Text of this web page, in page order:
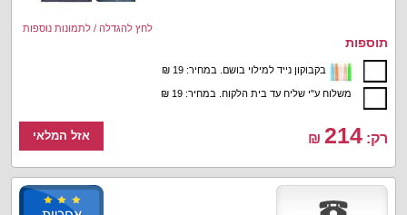
לחץ להגדלה / לתמונות נוספות
תוספות
בקבוקון נייד למילוי בושם. במחיר: 19 ₪
משלוח ע"י שליח עד בית הלקוח. במחיר: 19 ₪
רק: 214
₪ אזל המלאי